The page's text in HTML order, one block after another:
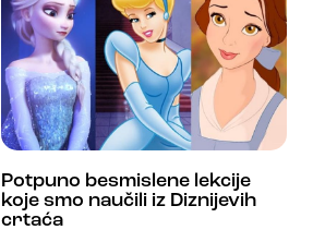
Potpuno besmislene lekcije
koje smo naučili iz Diznijevih
crtaća